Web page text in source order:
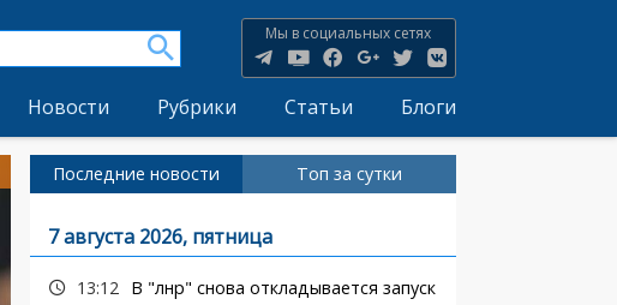
Мы в социальных сетях
Новости Рубрики Статьи Блоги
Последние новости Топ за сутки
7 августа 2026, пятница
13:12
В "лнр" снова откладывается запуск